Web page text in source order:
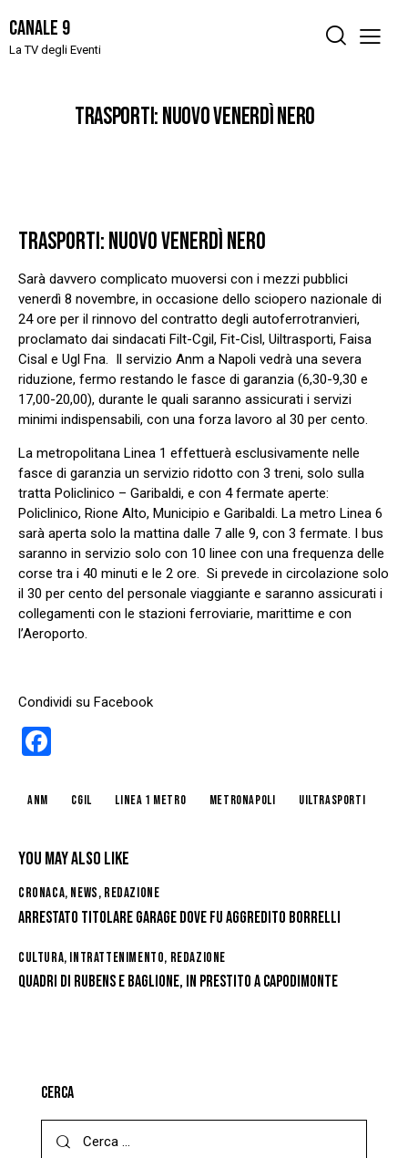
Canale 9
La TV degli Eventi
TRASPORTI: NUOVO VENERDÌ NERO
TRASPORTI: NUOVO VENERDÌ NERO
Sarà davvero complicato muoversi con i mezzi pubblici
venerdì 8 novembre, in occasione dello sciopero nazionale di
24 ore per il rinnovo del contratto degli autoferrotranvieri,
proclamato dai sindacati Filt-Cgil, Fit-Cisl, Uiltrasporti, Faisa
Cisal e Ugl Fna. Il servizio Anm a Napoli vedrà una severa
riduzione, fermo restando le fasce di garanzia (6,30-9,30 e
17,00-20,00), durante le quali saranno assicurati i servizi
minimi indispensabili, con una forza lavoro al 30 per cento.
La metropolitana Linea 1 effettuerà esclusivamente nelle
fasce di garanzia un servizio ridotto con 3 treni, solo sulla
tratta Policlinico – Garibaldi, e con 4 fermate aperte:
Policlinico, Rione Alto, Municipio e Garibaldi. La metro Linea 6
sarà aperta solo la mattina dalle 7 alle 9, con 3 fermate. I bus
saranno in servizio solo con 10 linee con una frequenza delle
corse tra i 40 minuti e le 2 ore. Si prevede in circolazione solo
il 30 per cento del personale viaggiante e saranno assicurati i
collegamenti con le stazioni ferroviarie, marittime e con
l’Aeroporto.
Condividi su Facebook
ce
o
o
k
anm cgil linea 1 metro metronapoli uiltrasporti
YOU MAY ALSO LIKE
CRONACA, NEWS, REDAZIONE
ARRESTATO TITOLARE GARAGE DOVE FU AGGREDITO BORRELLI
CULTURA, INTRATTENIMENTO, REDAZIONE
QUADRI DI RUBENS E BAGLIONE, IN PRESTITO A CAPODIMONTE
CERCA